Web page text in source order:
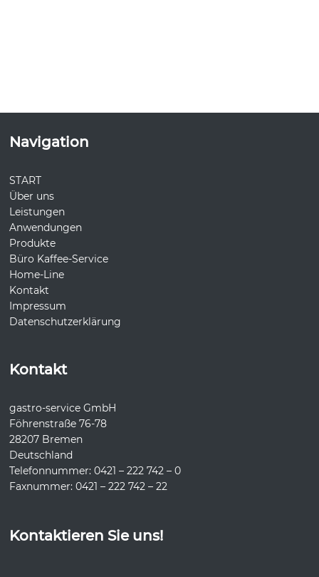
Navigation
START
Über uns
Leistungen
Anwendungen
Produkte
Büro Kaffee-Service
Home-Line
Kontakt
Impressum
Datenschutzerklärung
Kontakt
gastro-service GmbH
Föhrenstraße 76-78
28207 Bremen
Deutschland
Telefonnummer: 0421 – 222 742 – 0
Faxnummer: 0421 – 222 742 – 22
Kontaktieren Sie uns!